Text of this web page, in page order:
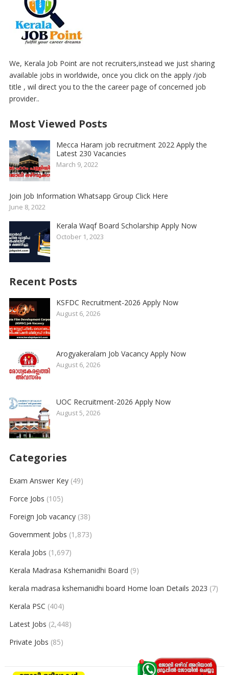
We, Kerala Job Point are not recruiters,instead we just sharing
available jobs in worldwide, once you click on the apply /job
title , wil direct you to the the career page of concerned job
provider..
Most Viewed Posts
Mecca Haram job recruitment 2022 Apply the
Latest 230 Vacancies
March 9, 2022
Join Job Information Whatsapp Group Click Here
June 8, 2022
Kerala Waqf Board Scholarship Apply Now
October 1, 2023
Recent Posts
KSFDC Recruitment-2026 Apply Now
August 6, 2026
Arogyakeralam Job Vacancy Apply Now
August 6, 2026
UOC Recruitment-2026 Apply Now
August 5, 2026
Categories
Exam Answer Key(49)
Force Jobs (105)
Foreign Job vacancy(38)
Government Jobs (1,873)
Kerala Jobs (1,697)
Kerala Madrasa Kshemanidhi Board (9)
kerala madrasa kshemanidhi board Home loan Details 2023 (7)
Kerala PSC (404)
Latest Jobs (2,448)
Private Jobs (85)